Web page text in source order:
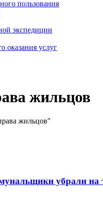
пользования
экспедиции
оказания услуг
жильцов
жильцов"
убрали